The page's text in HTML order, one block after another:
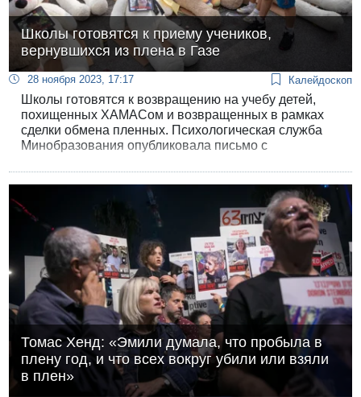
Школы готовятся к приему учеников,
вернувшихся из плена в Газе
28 ноября 2023, 17:17 Калейдоскоп
Школы готовятся к возвращению на учебу детей,
похищенных ХАМАСом и возвращенных в рамках
сделки обмена пленных. Психологическая служба
Минобразования опубликовала письмо с
министерство представило план по подготовке к
возвращению учащихся, вернувшихся из плена, и их
интеграции в общество и систему образования.
Томас Хенд: «Эмили думала, что пробыла в
плену год, и что всех вокруг убили или взяли
в плен»